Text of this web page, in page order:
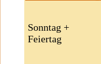
Sonntag +
Feiertag